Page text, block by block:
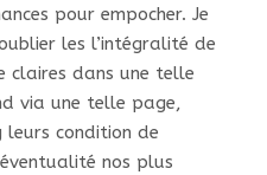
pour empocher. Je
les l’intégralité de
claires dans une telle
via une telle page,
condition de
nos plus